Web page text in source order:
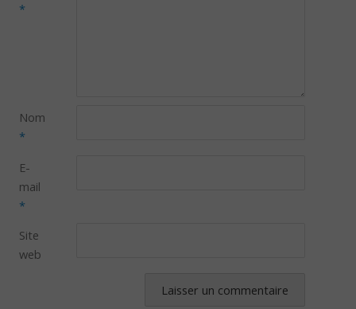
*
Nom
*
E-
mail
*
Site
web